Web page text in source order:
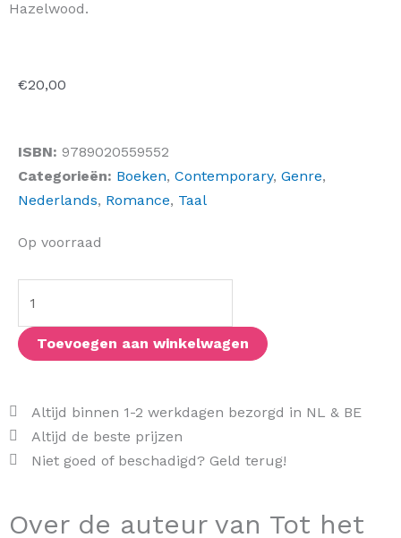
Hazelwood.
€20,00
ISBN: 9789020559552
Categorieën: Boeken, Contemporary, Genre,
Nederlands, Romance, Taal
Op voorraad
Tot
aantal
Toevoegen aan winkelwagen
Altijd binnen 1-2 werkdagen bezorgd in NL & BE
Altijd de beste prijzen
Niet goed of beschadigd? Geld terug!
Over de auteur van Tot het